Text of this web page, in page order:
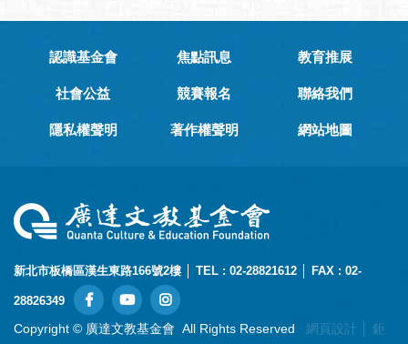
認識基金會 焦點訊息 教育推展
社會公益 競賽報名 聯絡我們
隱私權聲明 著作權聲明 網站地圖
新北市板橋區漢生東路166號2樓 │ TEL : 02-28821612 │ FAX : 02-
28826349
Copyright © 廣達文教基金會 All Rights Reserved 網頁設計 │ 鉅